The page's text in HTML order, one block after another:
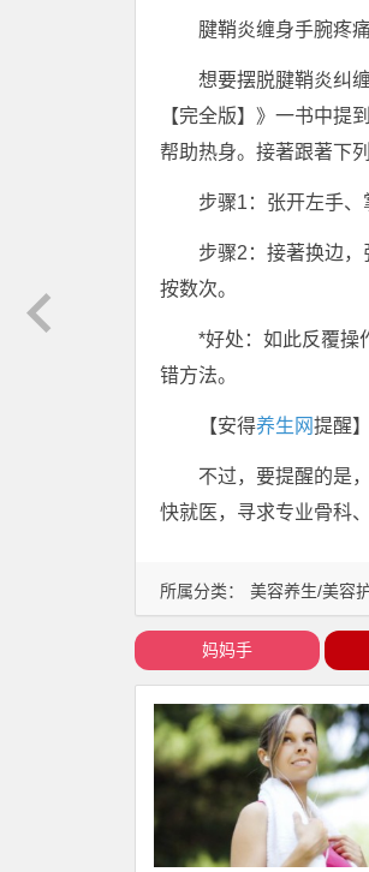
所属分类： 美容养生/美容
腱鞘炎缠身手腕疼
想要摆脱腱鞘炎纠
【完全版】》一书中提
帮助热身。接著跟著下
步骤1：张开左手
步骤2：接著换边
按数次。
*好处：如此反覆操
错方法。
【安得养生网提醒】
不过，要提醒的是
快就医，寻求专业骨科、
妈妈手